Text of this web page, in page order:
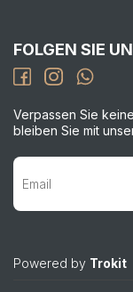
FOLGEN SIE
Verpassen Sie
bleiben Sie mit
Powered by Trokit